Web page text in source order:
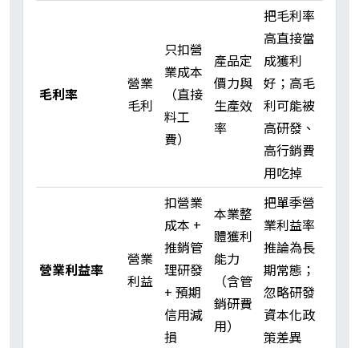
毛利率
營業
毛利
只扣營
業成本
（直接
料工
費）
產品定
價力與
生產效
率
把毛利率
高直接當
成獲利
好；高毛
利可能被
高研發、
高行銷費
用吃掉
營業利益率
營業
利益
扣營業
成本 +
推銷管
理研發
+ 預期
信用減
損
本業整
體獲利
能力
（含管
銷研費
用）
把單季營
業利益率
推論為長
期常態；
忽略研發
資本化政
策差異